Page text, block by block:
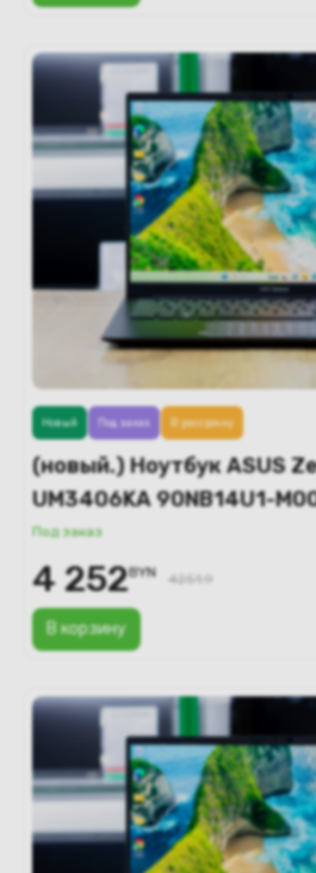
(новый.) Ноутбук ASUS
UM3406KA 90NB14U1-
Под заказ
В корзину
Новый Под заказ В рассрочку
4 252BYN 4251.9